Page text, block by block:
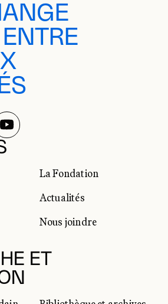
La Fondation
Actualités
Nous joindre
ET
SOCIAUX
SUR SUR
NOUS SUR
SUIVEZ-NOUS SUR